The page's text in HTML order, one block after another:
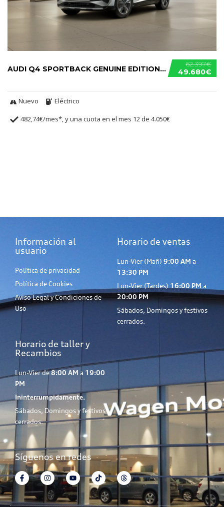
62.397€
49.680€
AUDI Q4 SPORTBACK GENUINE EDITION 45 E-TRON
Nuevo
Eléctrico
482,74€/mes*, y una cuota en el mes 12 de 4.050€
Información al
usuario
Política de privacidad
Política de Cookies
Aviso Legal y Condiciones de
Uso
Horario de ventas
Lun-Vier (Mañ) 9:00 AM a
13:30 PM
Lun-Vier (Tardes) 16:00 PM a
20:00 PM
Sábados, Domingos y festivos
cerrados.
Horario de taller y
Recambios
Lun-Vier de8:00 AM a 19:00
PM
Ininterrumpidamente.
Sábados, Domingos y festivos
cerrados.
Síguenos en redes